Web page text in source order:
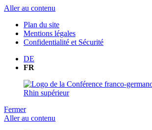
Aller au contenu
Plan du site
Mentions légales
Confidentialité et Sécurité
DE
FR
Fermer
Aller au contenu